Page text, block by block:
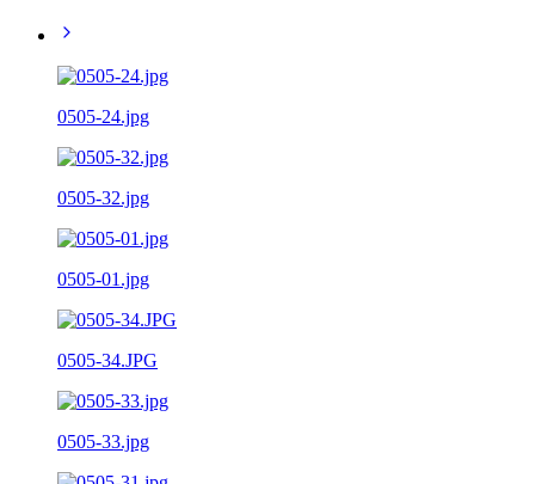
0505-24.jpg
0505-32.jpg
0505-01.jpg
0505-34.JPG
0505-33.jpg